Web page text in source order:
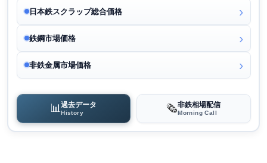
日本鉄スクラップ総合価格
鉄鋼市場価格
非鉄金属市場価格
📊過去データ
History 🗞️非鉄相場配信
Morning Call